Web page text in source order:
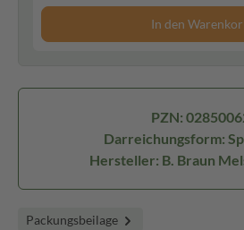
In den
PZN:
Darreichungsform:
Hersteller: B. Braun
Packungsbeilage